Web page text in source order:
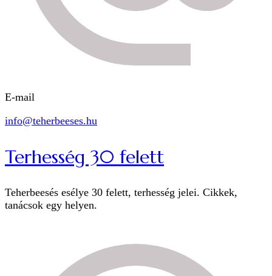
E-mail
info@teherbeeses.hu
Terhesség 30 felett
Teherbeesés esélye 30 felett, terhesség jelei. Cikkek,
tanácsok egy helyen.